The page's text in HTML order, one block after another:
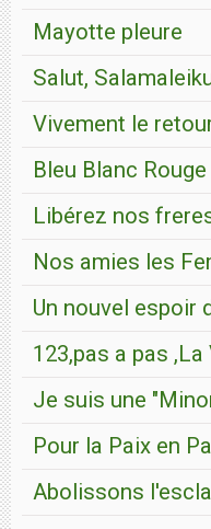
Mayotte pleure
Salut,
Vivement le
Bleu Blanc
Libérez nos
Nos amies les
Un nouvel espoir
123,pas a pas
Je suis une
Pour la Paix en
Abolissons